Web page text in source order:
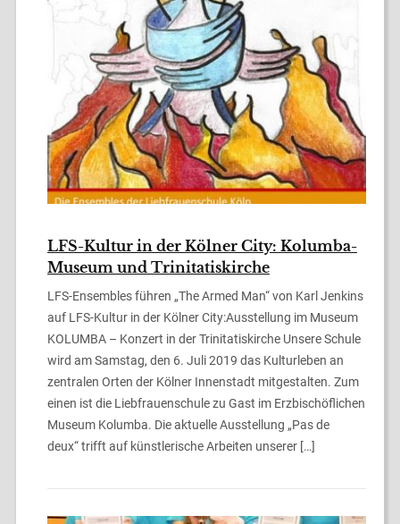
LFS-Kultur in der Kölner City: Kolumba-
Museum und Trinitatiskirche
LFS-Ensembles führen „The Armed Man“ von Karl Jenkins
auf LFS-Kultur in der Kölner City:Ausstellung im Museum
KOLUMBA – Konzert in der Trinitatiskirche Unsere Schule
wird am Samstag, den 6. Juli 2019 das Kulturleben an
zentralen Orten der Kölner Innenstadt mitgestalten. Zum
einen ist die Liebfrauenschule zu Gast im Erzbischöflichen
Museum Kolumba. Die aktuelle Ausstellung „Pas de
deux“ trifft auf künstlerische Arbeiten unserer […]